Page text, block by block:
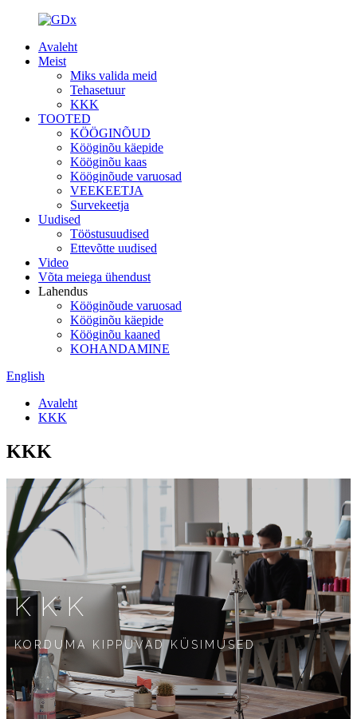
Avaleht
Meist
Miks valida meid
Tehasetuur
KKK
TOOTED
KÖÖGINÕUD
Kööginõu käepide
Kööginõu kaas
Kööginõude varuosad
VEEKEETJA
Survekeetja
Uudised
Tööstusuudised
Ettevõtte uudised
Video
Võta meiega ühendust
Lahendus
Kööginõude varuosad
Kööginõu käepide
Kööginõu kaaned
KOHANDAMINE
English
Avaleht
KKK
KKK
KKK
KORDUMA KIPPUVAD KÜSIMUSED